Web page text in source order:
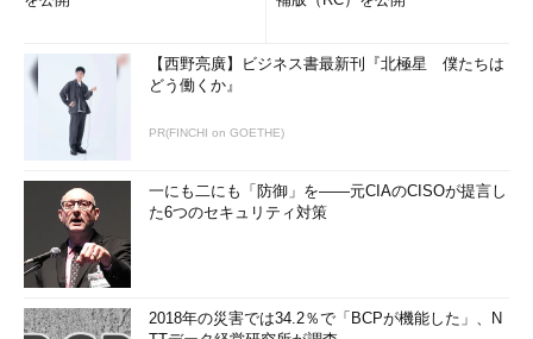
【西野亮廣】ビジネス書最新刊『北極星 僕たちは
どう働くか』
PR(FINCHI on GOETHE)
一にも二にも「防御」を――元CIAのCISOが提言し
た6つのセキュリティ対策
2018年の災害では34.2％で「BCPが機能した」、N